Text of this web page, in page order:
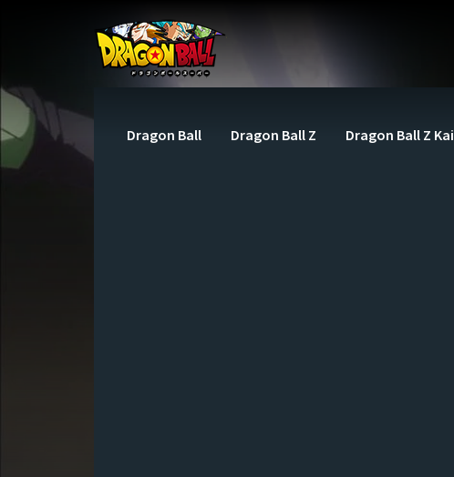
Dragon Ball Dragon Ball Z Dragon Ball Z Kai